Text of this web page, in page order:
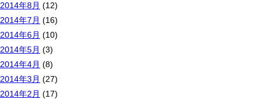
2014年8月 (12)
2014年7月 (16)
2014年6月 (10)
2014年5月 (3)
2014年4月 (8)
2014年3月 (27)
2014年2月 (17)